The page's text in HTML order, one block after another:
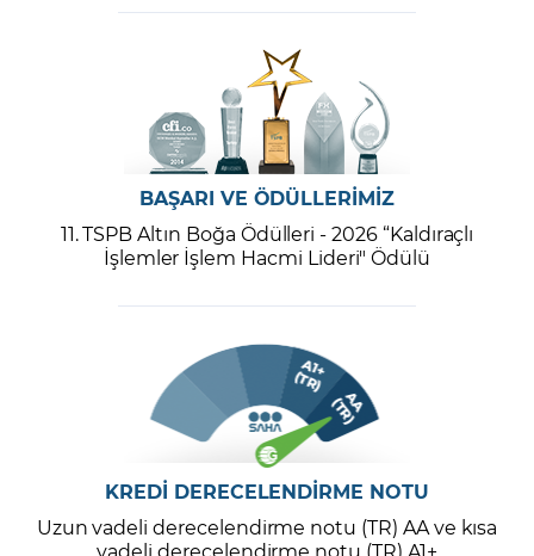
BAŞARI VE ÖDÜLLERİMİZ
11. TSPB Altın Boğa Ödülleri - 2026 “Kaldıraçlı
İşlemler İşlem Hacmi Lideri" Ödülü
KREDİ DERECELENDİRME NOTU
Uzun vadeli derecelendirme notu (TR) AA ve kısa
vadeli derecelendirme notu (TR) A1+